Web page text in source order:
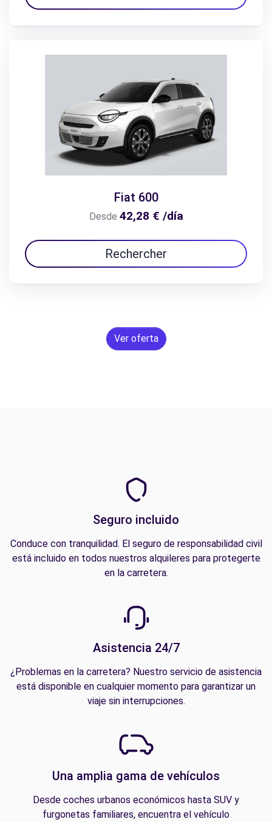
Fiat 600
Desde 42,28 € /día
Rechercher
Ver oferta
Seguro incluido
Conduce con tranquilidad. El seguro de responsabilidad civil
está incluido en todos nuestros alquileres para protegerte
en la carretera.
Asistencia 24/7
¿Problemas en la carretera? Nuestro servicio de asistencia
está disponible en cualquier momento para garantizar un
viaje sin interrupciones.
Una amplia gama de vehículos
Desde coches urbanos económicos hasta SUV y
furgonetas familiares, encuentra el vehículo